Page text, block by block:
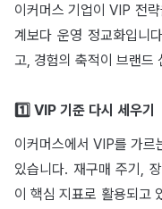
이커머스 기업이 VIP 전
계보다 운영 정교화입니
고, 경험의 축적이 브랜드
1️⃣ VIP 기준 다시 세우기
이커머스에서 VIP를 가르
있습니다. 재구매 주기,
이 핵심 지표로 활용되고